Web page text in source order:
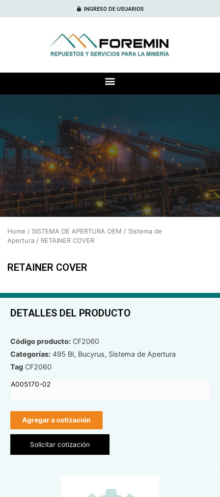
INGRESO DE USUARIOS
Home / SISTEMA DE APERTURA OEM / Sistema de
Apertura / RETAINER COVER
RETAINER COVER
DETALLES DEL PRODUCTO
Código producto: CF2060
Categorías: 495 BI, Bucyrus, Sistema de Apertura
Tag CF2060
A005170-02
Agregar a cotización
Solicitar cotización